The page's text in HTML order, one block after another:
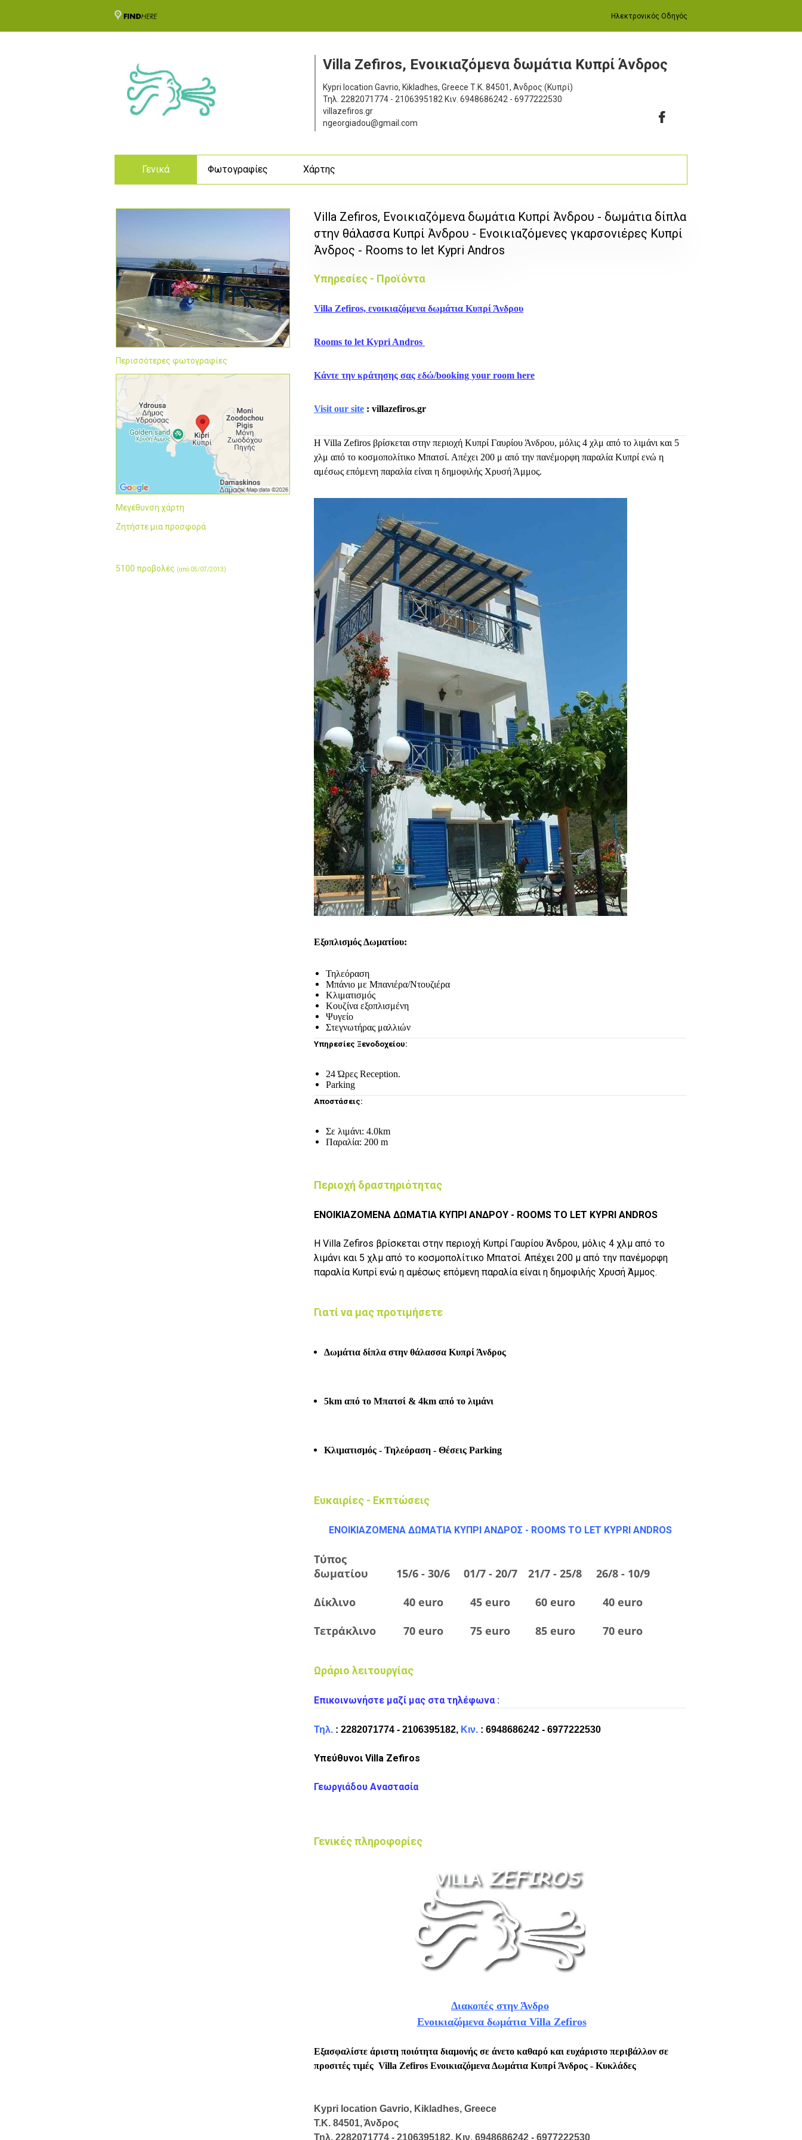
Ηλεκτρονικός Οδηγός
Villa Zefiros, Ενοικιαζόμενα δωμάτια Κυπρί Άνδρος
Kypri location Gavrio, Kikladhes, Greece Τ.Κ. 84501, Άνδρος (Κυπρί)
Τηλ. 2282071774 - 2106395182 Κιν. 6948686242 - 6977222530
villazefiros.gr
ngeorgiadou@gmail.com
Γενικά Φωτογραφίες Χάρτης
Περισσότερες φωτογραφίες
Μεγέθυνση χάρτη
Ζητήστε μια προσφορά
5100 προβολές (από 05/07/2013)
Villa Zefiros, Ενοικιαζόμενα δωμάτια Κυπρί Άνδρου - δωμάτια δίπλα
στην θάλασσα Κυπρί Άνδρου - Ενοικιαζόμενες γκαρσονιέρες Κυπρί
Άνδρος - Rooms to let Kypri Andros
Υπηρεσίες - Προϊόντα
Villa Zefiros, ενοικιαζόμενα δωμάτια Κυπρί Άνδρου
Rooms to let Kypri Andros
Κάντε την κράτησης σας εδώ/booking your room here
Visit our site : villazefiros.gr
Η Villa Zefiros βρίσκεται στην περιοχή Κυπρί Γαυρίου Άνδρου, μόλις 4 χλμ από το λιμάνι και 5
χλμ από το κοσμοπολίτικο Μπατσί. Απέχει 200 μ από την πανέμορφη παραλία Κυπρί ενώ η
αμέσως επόμενη παραλία είναι η δημοφιλής Χρυσή Άμμος.
Εξοπλισμός Δωματίου:
Τηλεόραση
Μπάνιο με Μπανιέρα/Ντουζιέρα
Κλιματισμός
Κουζίνα εξοπλισμένη
Ψυγείο
Στεγνωτήρας μαλλιών
Υπηρεσίες Ξενοδοχείου:
24 Ώρες Reception.
Parking
Αποστάσεις:
Σε λιμάνι: 4.0km
Παραλία: 200 m
Περιοχή δραστηριότητας
ΕΝΟΙΚΙΑΖΟΜΕΝΑ ΔΩΜΑΤΙΑ ΚΥΠΡΙ ΑΝΔΡΟΥ - ROOMS TO LET KYPRI ANDROS
Η Villa Zefiros βρίσκεται στην περιοχή Κυπρί Γαυρίου Άνδρου, μόλις 4 χλμ από το
λιμάνι και 5 χλμ από το κοσμοπολίτικο Μπατσί. Απέχει 200 μ από την πανέμορφη
παραλία Κυπρί ενώ η αμέσως επόμενη παραλία είναι η δημοφιλής Χρυσή Άμμος.
Γιατί να μας προτιμήσετε
Δωμάτια δίπλα στην θάλασσα Κυπρί Άνδρος
5km από το Μπατσί & 4km από το λιμάνι
Κλιματισμός - Τηλεόραση - Θέσεις Parking
Ευκαιρίες - Εκπτώσεις
ΕΝΟΙΚΙΑΖΟΜΕΝΑ ΔΩΜΑΤΙΑ ΚΥΠΡΙ ΑΝΔΡΟΣ - ROOMS TO LET KYPRI ANDROS
Τύπος
δωματίου
15/6 - 30/6 01/7 - 20/7 21/7 - 25/8
26/8 - 10/9
Δίκλινο
40 euro 45 euro 60 euro 40 euro
Τετράκλινο
70 euro 75 euro 85 euro 70 euro
Ωράριο λειτουργίας
Επικοινωνήστε μαζί μας στα τηλέφωνα :
Τηλ. : 2282071774 - 2106395182, Κιν. : 6948686242 - 6977222530
Υπεύθυνοι Villa Zefiros
Γεωργιάδου Αναστασία
Γενικές πληροφορίες
Διακοπές στην Άνδρο
Ενοικιαζόμενα δωμάτια Villa Zefiros
Εξασφαλίστε άριστη ποιότητα διαμονής σε άνετο καθαρό και ευχάριστο περιβάλλον σε
προσιτές τιμές Villa Zefiros Ενοικιαζόμενα Δωμάτια Κυπρί Άνδρος - Κυκλάδες
Kypri location Gavrio, Kikladhes, Greece
Τ.Κ. 84501, Άνδρος
Τηλ. 2282071774 - 2106395182, Κιν. 6948686242 - 6977222530